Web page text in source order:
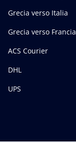
Grecia verso Italia
Grecia verso Francia
ACS Courier
DHL
UPS